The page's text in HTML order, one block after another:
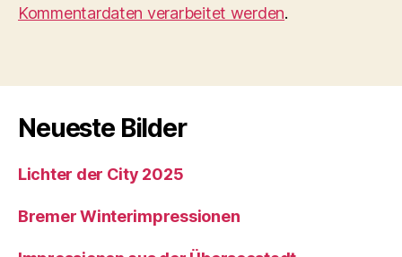
Kommentardaten verarbeitet werden.
Neueste Bilder
Lichter der City 2025
Bremer Winterimpressionen